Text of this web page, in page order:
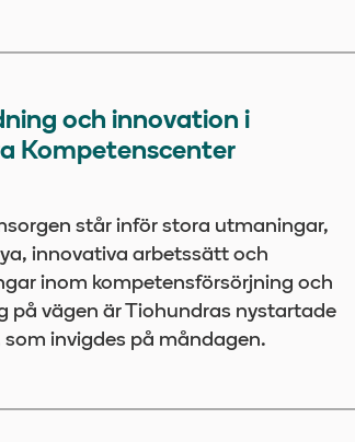
och innovation i
Kompetenscenter
står inför stora utmaningar,
innovativa arbetssätt och
inom kompetensförsörjning och
på vägen är Tiohundras nystartade
invigdes på måndagen.